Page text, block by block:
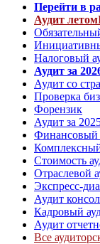
Перейти в
Аудит летом
Налоговый
Аудит за
Аудит со
Проверка
Форензик
Аудит за
Финансовый
Стоимость
Отраслевой
Экспресс-
Аудит
Кадровый
Аудит
Все